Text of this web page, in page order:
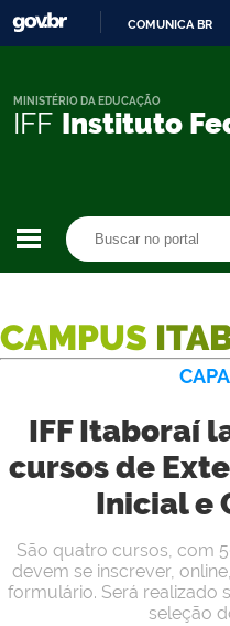
COMUNICA BR
IFF Instituto
MINISTÉRIO DA EDUCAÇÃO
CAMPUS
IFF Itaboraí
cursos de
Inicial e
São quatro cursos, com
devem se inscrever,
formulário. Será realizado
seleção